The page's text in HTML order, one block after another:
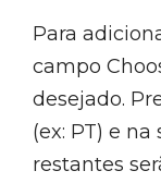
Para
campo
desejado.
(ex: PT) e
restantes